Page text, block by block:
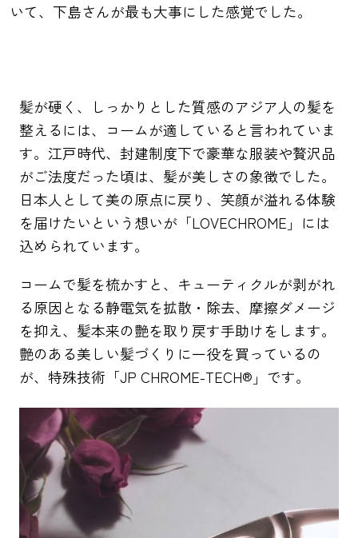
いて、下島さんが最も大事にした感覚でした。
髪が硬く、しっかりとした質感のアジア人の髪を
整えるには、コームが適していると言われていま
す。江戸時代、封建制度下で豪華な服装や贅沢品
がご法度だった頃は、髪が美しさの象徴でした。
日本人として美の原点に戻り、笑顔が溢れる体験
を届けたいという想いが「LOVECHROME」には
込められています。
コームで髪を梳かすと、キューティクルが剥がれ
る原因となる静電気を拡散・除去、摩擦ダメージ
を抑え、髪本来の艶を取り戻す手助けをします。
艶のある美しい髪づくりに一役を買っているの
が、特殊技術「JP CHROME-TECH®」です。